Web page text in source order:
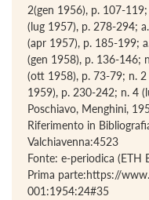
2(gen 1956), p. 107-
(lug 1957), p. 278-294;
(apr 1957), p. 185-199;
(gen 1958), p. 136-146;
(ott 1958), p. 73-79; n.
1959), p. 230-242; n. 4
Poschiavo, Menghini,
Riferimento in
Valchiavenna:4523
Fonte: e-periodica (ETH
Prima parte:https://
001:1954:24#35